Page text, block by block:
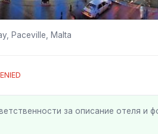
Paceville, Malta
за описание отеля